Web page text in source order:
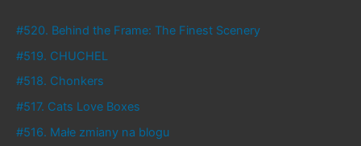
b
y
#520. Behind the Frame: The Finest Scenery
#519. CHUCHEL
#518. Chonkers
#517. Cats Love Boxes
#516. Małe zmiany na blogu